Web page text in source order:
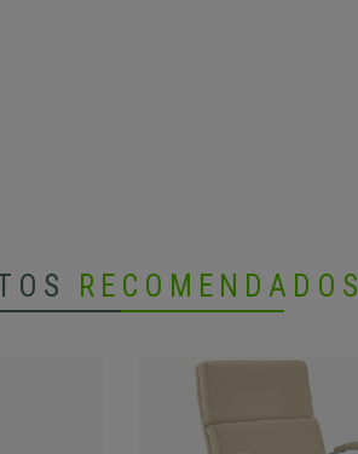
RECOMENDADOS